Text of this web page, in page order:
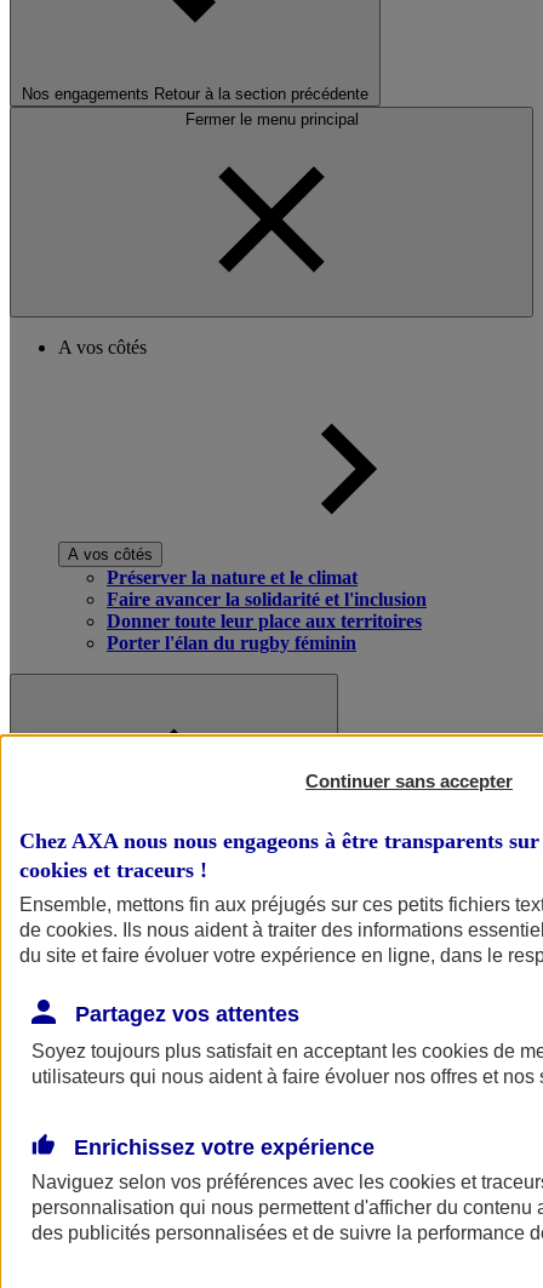
Nos engagements Retour à la section précédente
Fermer le menu principal
A vos côtés
A vos côtés
Préserver la nature et le climat
Faire avancer la solidarité et l'inclusion
Donner toute leur place aux territoires
Porter l'élan du rugby féminin
A vos côtés
Fermer le menu principal
Continuer sans accepter
Chez AXA nous nous engageons à être transparents
cookies et traceurs !
Ensemble, mettons fin aux préjugés sur ces petits fichiers
de cookies. Ils nous aident à traiter des informations
du site et faire évoluer votre expérience en ligne, dans le
Partagez vos attentes
Soyez toujours plus satisfait en acceptant les cookies de
utilisateurs qui nous aident à faire évoluer nos offres et nos
Enrichissez votre expérience
Naviguez selon vos préférences avec les cookies et
personnalisation qui nous permettent d'afficher du contenu
des publicités personnalisées et de suivre la performance